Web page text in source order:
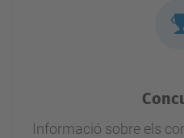
Informació sobre els